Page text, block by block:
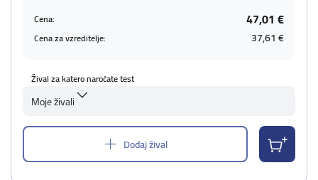
Cena: 47,01 €
Cena za vzreditelje: 37,61 €
Žival za katero naročate test
Moje živali
Dodaj žival